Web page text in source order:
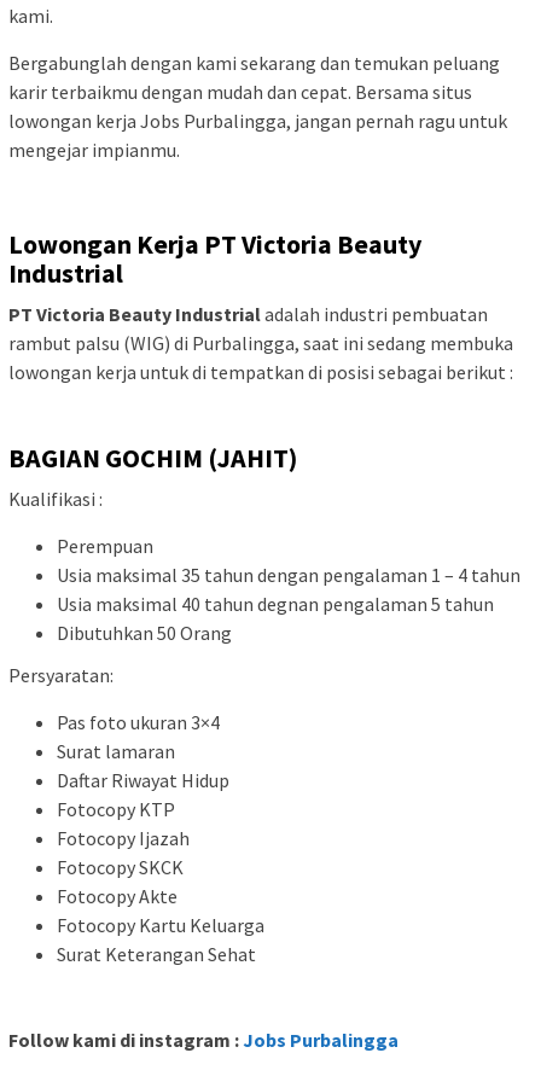
kami.
Bergabunglah dengan kami sekarang dan temukan peluang
karir terbaikmu dengan mudah dan cepat. Bersama situs
lowongan kerja Jobs Purbalingga, jangan pernah ragu untuk
mengejar impianmu.
Lowongan Kerja PT Victoria Beauty
Industrial
PT Victoria Beauty Industrialadalah industri pembuatan
rambut palsu (WIG) di Purbalingga, saat ini sedang membuka
lowongan kerja untuk di tempatkan di posisi sebagai berikut :
BAGIAN GOCHIM (JAHIT)
Kualifikasi :
Perempuan
Usia maksimal 35 tahun dengan pengalaman 1 – 4 tahun
Usia maksimal 40 tahun degnan pengalaman 5 tahun
Dibutuhkan 50 Orang
Persyaratan:
Pas foto ukuran 3×4
Surat lamaran
Daftar Riwayat Hidup
Fotocopy KTP
Fotocopy Ijazah
Fotocopy SKCK
Fotocopy Akte
Fotocopy Kartu Keluarga
Surat Keterangan Sehat
Follow kami di instagram :Jobs Purbalingga